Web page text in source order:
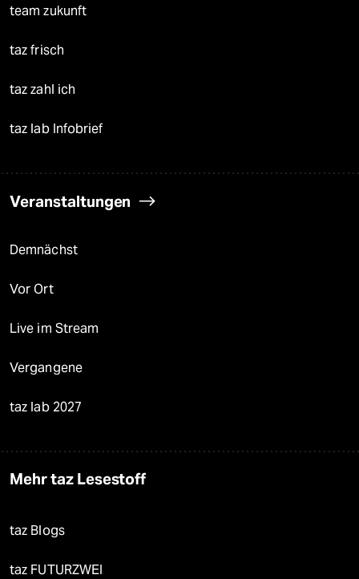
team zukunft
taz frisch
taz zahl ich
taz lab Infobrief
Veranstaltungen
Demnächst
Vor Ort
Live im Stream
Vergangene
taz lab 2027
Mehr taz Lesestoff
taz Blogs
taz FUTURZWEI